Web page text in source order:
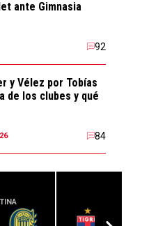
ante Gimnasia
92
y Vélez por Tobías
de los clubes y qué
84